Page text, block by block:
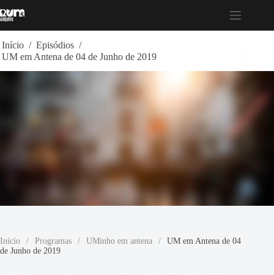
para
Início / Episódios /
UM em Antena de 04 de Junho de 2019
Início / Programas / UMinho em antena /
UM em Antena de 04
de Junho de 2019